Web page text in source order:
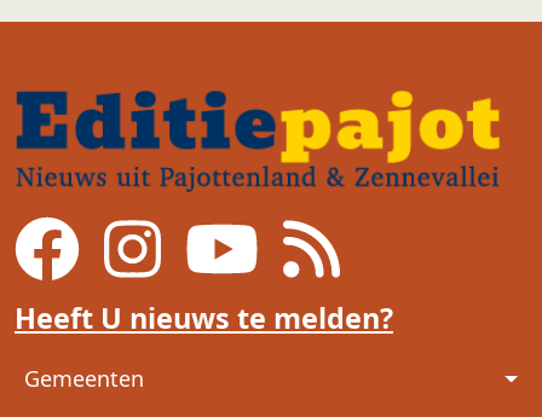
Heeft U nieuws te melden?
Voet
Gemeenten